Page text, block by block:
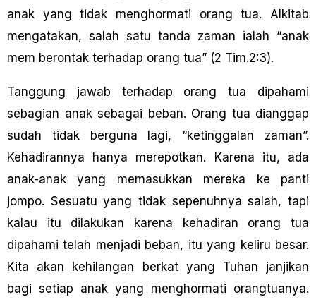
anak yang tidak menghormati orang tua. Alkitab
mengatakan, salah satu tanda zaman ialah “anak
mem berontak terhadap orang tua” (2 Tim.2:3).
Tanggung jawab terhadap orang tua dipahami
sebagian anak sebagai beban. Orang tua dianggap
sudah tidak berguna Iagi, “ketinggalan zaman”.
Kehadirannya hanya merepotkan. Karena itu, ada
anak-anak yang memasukkan mereka ke panti
jompo. Sesuatu yang tidak sepenuhnya salah, tapi
kalau itu dilakukan karena kehadiran orang tua
dipahami telah menjadi beban, itu yang keliru besar.
Kita akan kehilangan berkat yang Tuhan janjikan
bagi setiap anak yang menghormati orangtuanya.